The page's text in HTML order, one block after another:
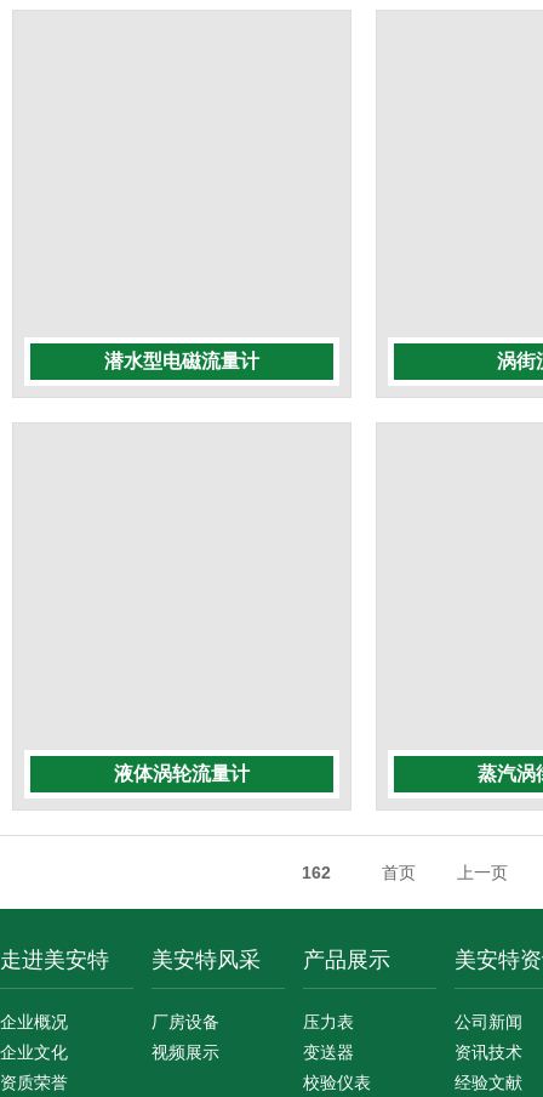
潜水型电磁流量计 涡街
液体涡轮流量计 蒸汽涡
162 首页 上一页
走进美安特
企业概况
企业文化
资质荣誉
美安特风采
厂房设备
视频展示
产品展示
压力表
变送器
校验仪表
美安特
公司新闻
资讯技术
经验文献